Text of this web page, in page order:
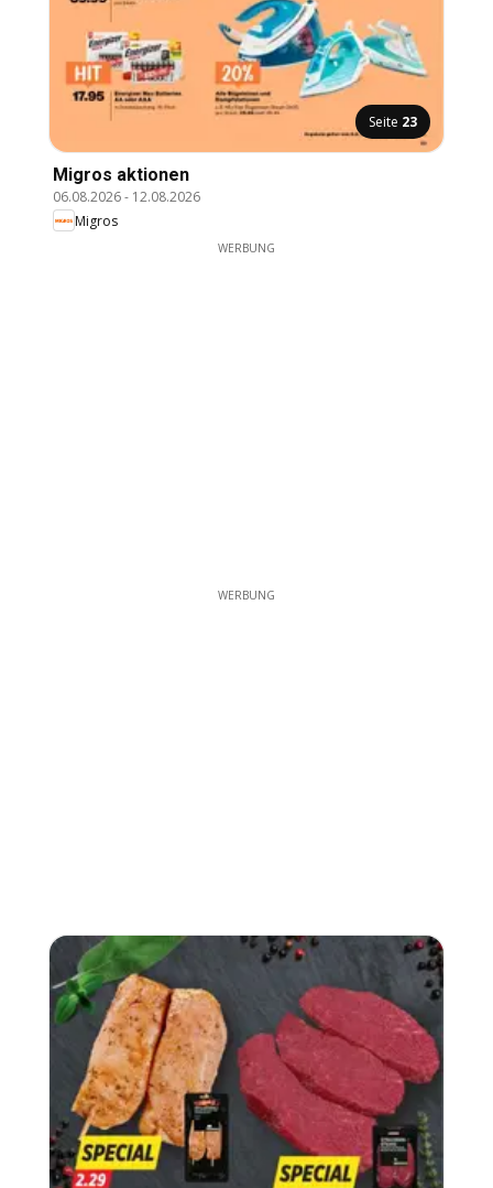
Seite 23
Migros aktionen
06.08.2026- 12.08.2026
Migros
WERBUNG
WERBUNG